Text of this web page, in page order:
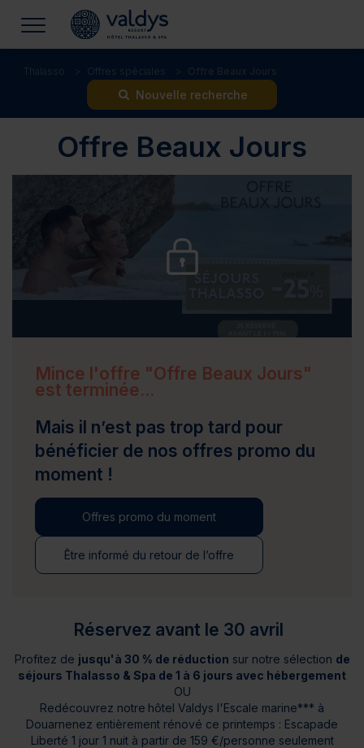
Thalasso Offres spéciales Offre Beaux Jours
Nouvelle recherche
Offre Beaux Jours
Mince l'offre "Offre Beaux Jours"
est terminée...
Mais il n’est pas trop tard pour
bénéficier de nos offres promo du
moment !
Offres promo du moment
Être informé du retour de l’offre
Réservez avant le 30 avril
Profitez de jusqu'à 30 % de réduction sur notre sélection de
séjours Thalasso & Spa de 1 à 6 jours avec hébergement
OU
Redécouvrez notre hôtel Valdys l'Escale marine*** à
Douarnenez entièrement rénové ce printemps : Escapade
Liberté 1 jour 1 nuit à partir de 159 €/personne seulement